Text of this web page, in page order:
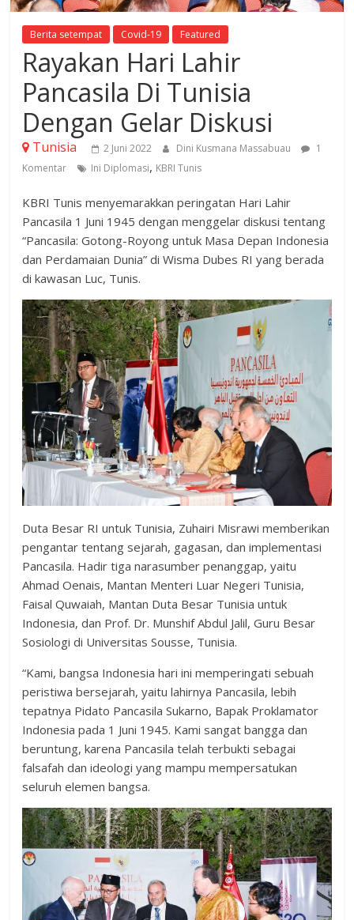
Berita setempat Covid-19 Featured
Rayakan Hari Lahir
Pancasila Di Tunisia
Dengan Gelar Diskusi
Tunisia 2 Juni 2022 Dini Kusmana Massabuau
1
Komentar
Ini Diplomasi, KBRI Tunis
KBRI Tunis menyemarakkan peringatan Hari Lahir
Pancasila 1 Juni 1945 dengan menggelar diskusi tentang
“Pancasila: Gotong-Royong untuk Masa Depan Indonesia
dan Perdamaian Dunia” di Wisma Dubes RI yang berada
di kawasan Luc, Tunis.
Duta Besar RI untuk Tunisia, Zuhairi Misrawi memberikan
pengantar tentang sejarah, gagasan, dan implementasi
Pancasila. Hadir tiga narasumber penanggap, yaitu
Ahmad Oenais, Mantan Menteri Luar Negeri Tunisia,
Faisal Quwaiah, Mantan Duta Besar Tunisia untuk
Indonesia, dan Prof. Dr. Munshif Abdul Jalil, Guru Besar
Sosiologi di Universitas Sousse, Tunisia.
“Kami, bangsa Indonesia hari ini memperingati sebuah
peristiwa bersejarah, yaitu lahirnya Pancasila, lebih
tepatnya Pidato Pancasila Sukarno, Bapak Proklamator
Indonesia pada 1 Juni 1945. Kami sangat bangga dan
beruntung, karena Pancasila telah terbukti sebagai
falsafah dan ideologi yang mampu mempersatukan
seluruh elemen bangsa.